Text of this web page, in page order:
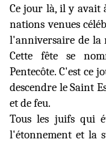
Ce jour là, il y avait
nations venues
l'anniversaire de la
Cette fête se
Pentecôte. C'est ce
descendre le Saint
et de feu.
Tous les juifs qui
l'étonnement et la